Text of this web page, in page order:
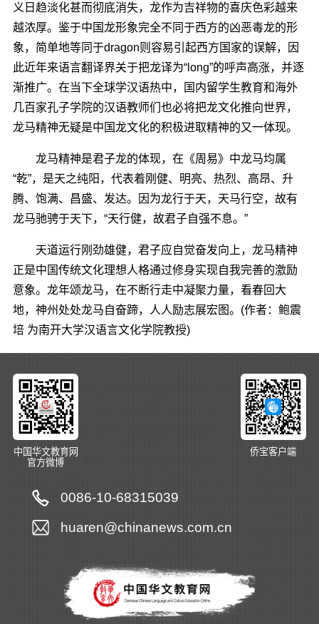
义日趋淡化甚而彻底消失，龙作为吉祥物的喜庆色彩越来
越浓厚。鉴于中国龙形象完全不同于西方的凶恶毒龙的形
象，简单地等同于dragon则容易引起西方国家的误解，因
此近年来语言翻译界关于把龙译为“long”的呼声高涨，并逐
渐推广。在当下全球学汉语热中，国内留学生教育和海外
几百家孔子学院的汉语教师们也必将把龙文化推向世界，
龙马精神无疑是中国龙文化的积极进取精神的又一体现。
龙马精神是君子龙的体现，在《周易》中龙马均属
“乾”，是天之纯阳，代表着刚健、明亮、热烈、高昂、升
腾、饱满、昌盛、发达。因为龙行于天，天马行空，故有
龙马驰骋于天下，“天行健，故君子自强不息。”
天道运行刚劲雄健，君子应自觉奋发向上，龙马精神
正是中国传统文化理想人格通过修身实现自我完善的激励
意象。龙年颂龙马，在不断行走中凝聚力量，看春回大
地，神州处处龙马自奋蹄，人人励志展宏图。(作者：鲍震
培 为南开大学汉语言文化学院教授)
中国华文教育网
官方微博
侨宝客户端
0086-10-68315039
huaren@chinanews.com.cn